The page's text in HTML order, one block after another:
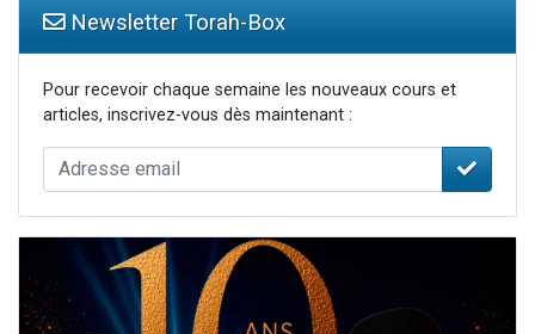
Newsletter Torah-Box
Pour recevoir chaque semaine les nouveaux cours et
articles, inscrivez-vous dès maintenant :